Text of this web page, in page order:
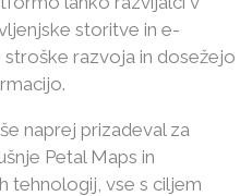
storitve in e-
razvoja in dosežejo
naprej prizadeval za
Petal Maps in
tehnologij, vse s ciljem